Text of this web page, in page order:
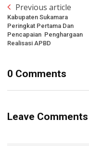
Previous article
Kabupaten Sukamara
Peringkat Pertama Dan
Pencapaian Penghargaan
Realisasi APBD
0 Comments
Leave Comments